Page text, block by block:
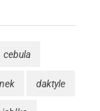
cebula
daktyle